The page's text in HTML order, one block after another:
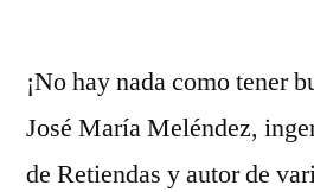
¡No hay nada como tener
José María Meléndez,
de Retiendas y autor de